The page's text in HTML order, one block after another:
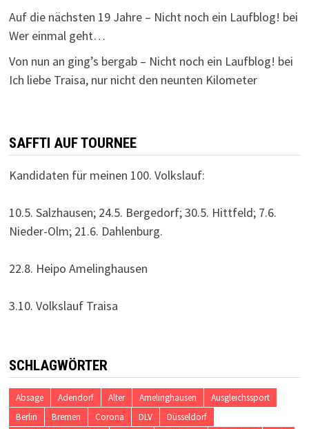
Auf die nächsten 19 Jahre – Nicht noch ein Laufblog! bei
Wer einmal geht…
Von nun an ging’s bergab – Nicht noch ein Laufblog! bei
Ich liebe Traisa, nur nicht den neunten Kilometer
SAFFTI AUF TOURNEE
Kandidaten für meinen 100. Volkslauf:
10.5. Salzhausen; 24.5. Bergedorf; 30.5. Hittfeld; 7.6.
Nieder-Olm; 21.6. Dahlenburg.
22.8. Heipo Amelinghausen
3.10. Volkslauf Traisa
SCHLAGWÖRTER
Absage Adendorf Alter Amelinghausen
Ausgleichssport
Berlin
Bremen Corona DLV
Düsseldorf